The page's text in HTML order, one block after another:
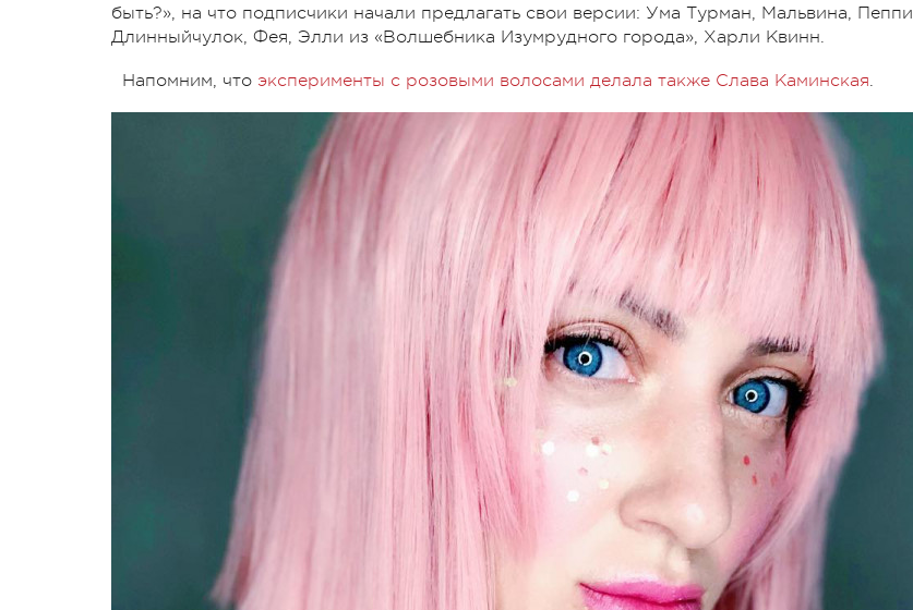
быть?», на что подписчики начали предлагать свои версии: Ума Турман, Мальвина, Пеппи
Длинныйчулок, Фея, Элли из «Волшебника Изумрудного города», Харли Квинн.
Напомним, что эксперименты с розовыми волосами делала также Слава Каминская.